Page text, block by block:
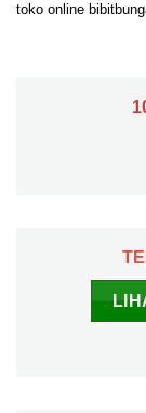
toko online